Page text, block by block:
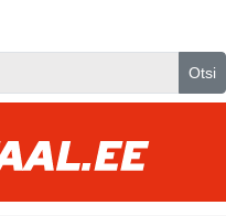
Otsi